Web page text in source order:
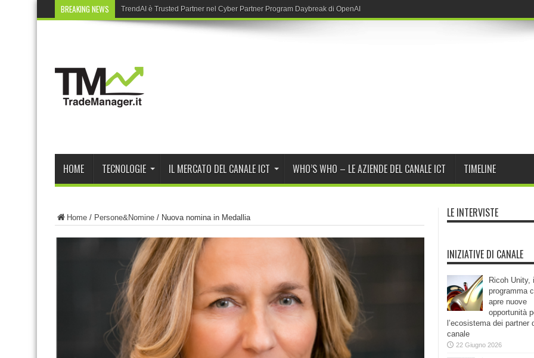
BREAKING NEWS TrendAI è Trusted Partner nel Cyber Partner Program Daybreak di OpenAI
HOME TECNOLOGIE IL MERCATO DEL CANALE ICT WHO’S WHO – LE AZIENDE DEL CANALE ICT TIMELINE
Home / Persone&Nomine / Nuova nomina in Medallia LE INTERVISTE
INIZIATIVE DI CANALE
Ricoh Unity, il
programma
apre nuove
opportunità
l’ecosistema dei partner
canale
22 Giugno 2026